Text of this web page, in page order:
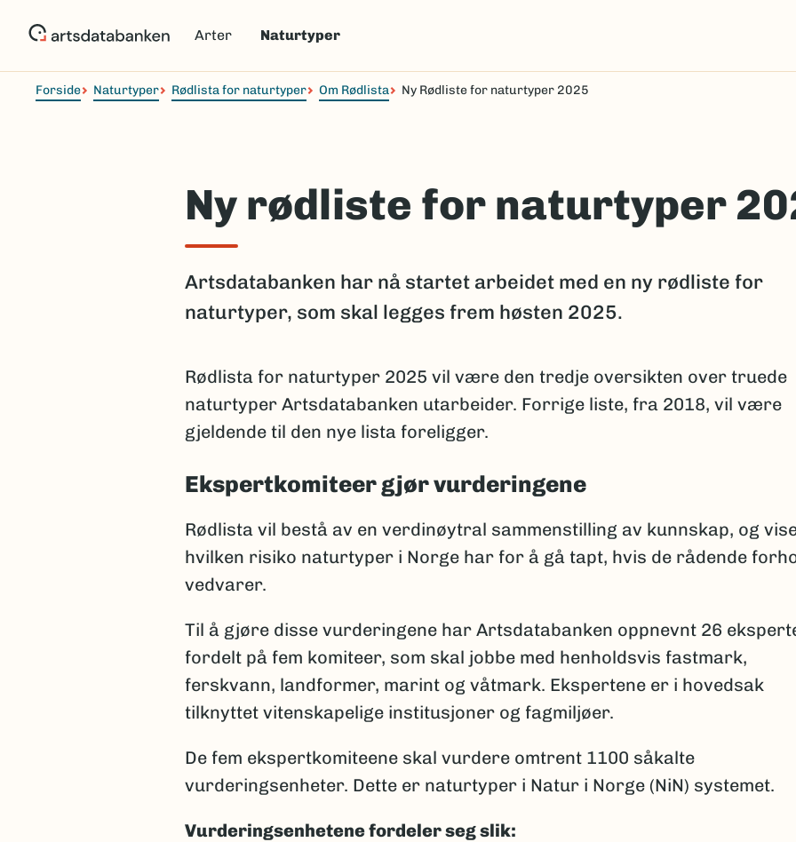
Arter Naturtyper
Forside Naturtyper Rødlista for naturtyper Om Rødlista Ny Rødliste for naturtyper 2025
Ny rødliste for naturtyper
Artsdatabanken har nå startet arbeidet med en ny rødliste for
naturtyper, som skal legges frem høsten 2025.
Rødlista for naturtyper 2025 vil være den tredje oversikten over truede
naturtyper Artsdatabanken utarbeider. Forrige liste, fra 2018, vil være
gjeldende til den nye lista foreligger.
Ekspertkomiteer gjør vurderingene
Rødlista vil bestå av en verdinøytral sammenstilling av kunnskap, og
hvilken risiko naturtyper i Norge har for å gå tapt, hvis de rådende
vedvarer.
Til å gjøre disse vurderingene har Artsdatabanken oppnevnt 26
fordelt på fem komiteer, som skal jobbe med henholdsvis fastmark,
ferskvann, landformer, marint og våtmark. Ekspertene er i hovedsak
tilknyttet vitenskapelige institusjoner og fagmiljøer.
De fem ekspertkomiteene skal vurdere omtrent 1100 såkalte
vurderingsenheter. Dette er naturtyper i Natur i Norge (NiN) systemet.
Vurderingsenhetene fordeler seg slik: